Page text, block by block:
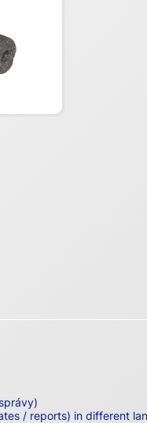
/ reports) in different